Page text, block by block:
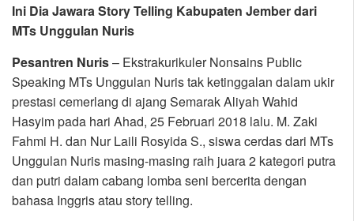
Ini Dia Jawara Story Telling Kabupaten Jember dari
MTs Unggulan Nuris
Pesantren Nuris– Ekstrakurikuler Nonsains Public
Speaking MTs Unggulan Nuris tak ketinggalan dalam ukir
prestasi cemerlang di ajang Semarak Aliyah Wahid
Hasyim pada hari Ahad, 25 Februari 2018 lalu. M. Zaki
Fahmi H. dan Nur Laili Rosyida S., siswa cerdas dari MTs
Unggulan Nuris masing-masing raih juara 2 kategori putra
dan putri dalam cabang lomba seni bercerita dengan
bahasa Inggris atau story telling.